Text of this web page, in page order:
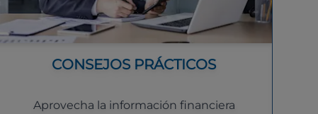
CONSEJOS PRÁCTICOS
Aprovecha la información financiera